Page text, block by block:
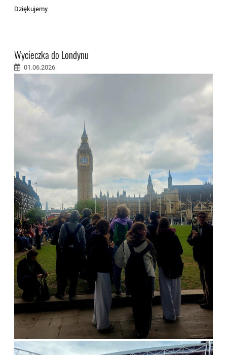
Dziękujemy.
Wycieczka do Londynu
01.06.2026